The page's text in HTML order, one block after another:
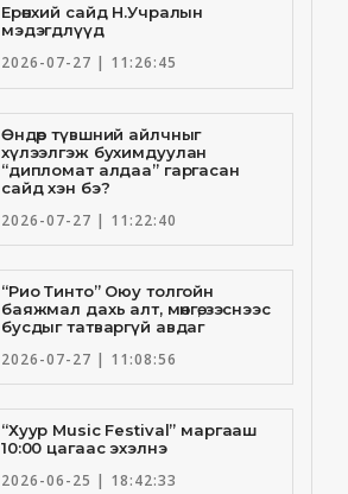
Ерөнхий сайд Н.Учралын
мэдэгдлүүд
2026-07-27 | 11:26:45
Өндөр түвшний айлчныг
хүлээлгэж бухимдуулан
“дипломат алдаа” гаргасан
сайд хэн бэ?
2026-07-27 | 11:22:40
“Рио Тинто” Оюу толгойн
баяжмал дахь алт, мөнгө, зэснээс
бусдыг татваргүй авдаг
2026-07-27 | 11:08:56
“Хуур Music Festival” маргааш
10:00 цагаас эхэлнэ
2026-06-25 | 18:42:33